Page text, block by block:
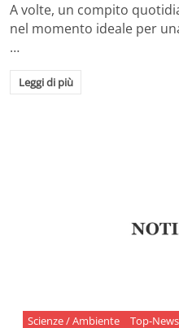
A volte, un compito
nel momento ideale per
…
Leggi di più
Scienze / Ambiente Top-News